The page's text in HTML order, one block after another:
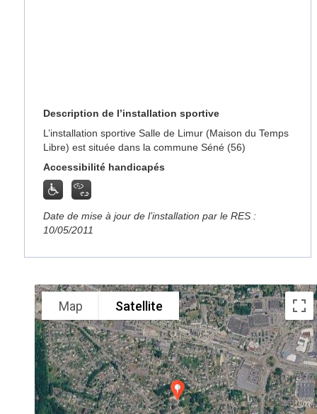
Description de l’installation sportive
L’installation sportive Salle de Limur (Maison du Temps
Libre) est située dans la commune Séné (56)
Accessibilité handicapés
Date de mise à jour de l’installation par le RES :
10/05/2011
Map Satellite